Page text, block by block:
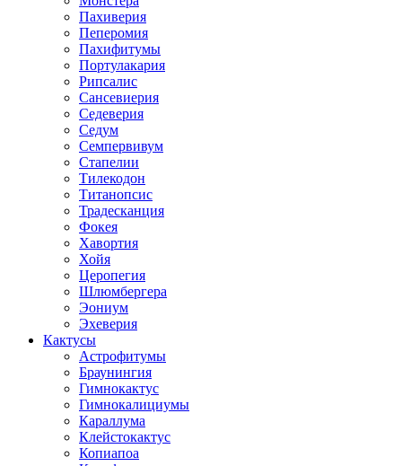
Пахиверия
Пеперомия
Пахифитумы
Портулакария
Рипсалис
Сансевиерия
Седеверия
Седум
Семпервивум
Стапелии
Тилекодон
Титанопсис
Традесканция
Фокея
Хавортия
Хойя
Церопегия
Шлюмбергера
Эониум
Эхеверия
Кактусы
Астрофитумы
Браунингия
Гимнокактус
Гимнокалициумы
Караллума
Клейстокактус
Копиапоа